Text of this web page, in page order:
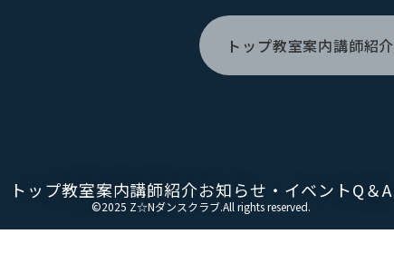
トップ教室案内講師紹介
トップ教室案内講師紹介お知らせ・イベントQ＆A
©2025 Z☆Nダンスクラブ.All rights reserved.